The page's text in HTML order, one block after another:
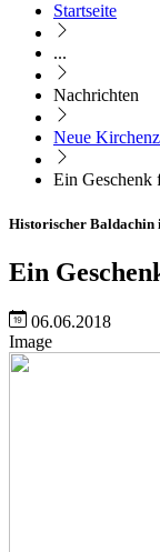
Startseite
...
Nachrichten
Neue
Ein Geschenk
Historischer Baldachin
Ein
06.06.2018
Image